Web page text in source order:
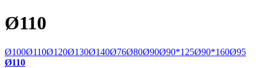
Ø110
Ø100Ø110Ø120Ø130Ø140Ø76Ø80Ø90Ø90*125Ø90*160Ø95
Ø110